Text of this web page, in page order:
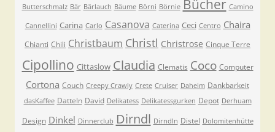
Butterschmalz Bär Bärlauch Bäume Börni Börnie Bücher Camino
Cannellini Carina Carlo Casanova Caterina Ceci Centro Chaira
Chianti Chili Christbaum Christl Christrose Cinque Terre
Cipollino Cittaslow Claudia Clematis Coco Computer
Cortona Couch Creepy Crawly Crete Cruiser Daheim Dankbarkeit
dasKaffee Datteln David Delikatess Delikatessgurken Depot Derhuam
Design Dinkel Dinnerclub Dirndl Dirndln Distel Dolomitenhütte